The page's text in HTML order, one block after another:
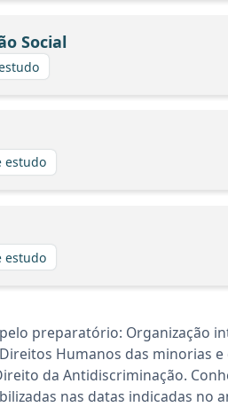
Social
estudo
estudo
preparatório: Organização
Direitos Humanos das
da Antidiscriminação.
nas datas indicadas no